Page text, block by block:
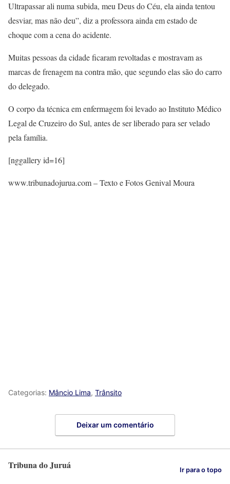
Ultrapassar ali numa subida, meu Deus do Céu, ela ainda tentou
desviar, mas não deu”, diz a professora ainda em estado de
choque com a cena do acidente.
Muitas pessoas da cidade ficaram revoltadas e mostravam as
marcas de frenagem na contra mão, que segundo elas são do carro
do delegado.
O corpo da técnica em enfermagem foi levado ao Instituto Médico
Legal de Cruzeiro do Sul, antes de ser liberado para ser velado
pela família.
[nggallery id=16]
www.tribunadojurua.com – Texto e Fotos Genival Moura
Categorias: Mâncio Lima, Trânsito
Deixar um comentário
Tribuna do Juruá Ir para o topo